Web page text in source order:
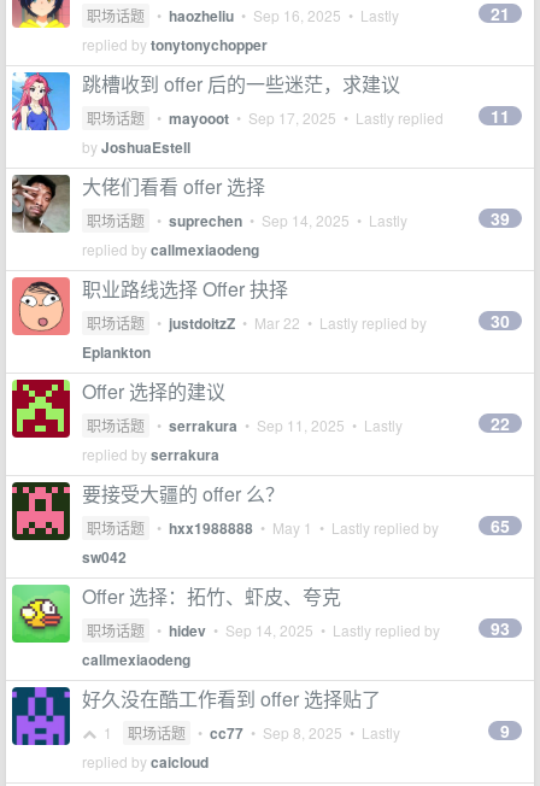
职场话题 • haozheliu • Sep 16, 2025 • Lastly
replied bytonytonychopper
21
跳槽收到 offer 后的一些迷茫，求建议
职场话题 • mayooot • Sep 17, 2025 • Lastly replied
byJoshuaEstell
11
大佬们看看 offer 选择
职场话题 • suprechen • Sep 14, 2025 • Lastly
replied bycallmexiaodeng
39
职业路线选择 Offer 抉择
职场话题 • justdoitzZ • Mar 22 • Lastly replied by
Eplankton
30
Offer 选择的建议
职场话题 • serrakura • Sep 11, 2025 • Lastly
replied byserrakura
22
要接受大疆的 offer 么？
职场话题 • hxx1988888 • May 1 • Lastly replied by
sw042
65
Offer 选择：拓竹、虾皮、夸克
职场话题 • hidev • Sep 14, 2025 • Lastly replied by
callmexiaodeng
93
好久没在酷工作看到 offer 选择贴了
1 职场话题 • cc77 • Sep 8, 2025 • Lastly
replied bycaicloud
9